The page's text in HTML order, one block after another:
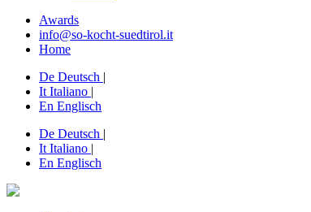
Awards
info@so-kocht-suedtirol.it
Home
De Deutsch |
It Italiano |
En Englisch
De Deutsch |
It Italiano |
En Englisch